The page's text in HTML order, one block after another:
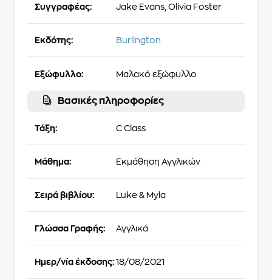
Συγγραφέας: Jake Evans, Olivia Foster
Εκδότης: Burlington
Εξώφυλλο: Μαλακό εξώφυλλο
Βασικές πληροφορίες
Τάξη: C Class
Μάθημα: Εκμάθηση Αγγλικών
Σειρά βιβλίου: Luke & Myla
Γλώσσα Γραφής: Αγγλικά
Ημερ/νία έκδοσης: 18/08/2021